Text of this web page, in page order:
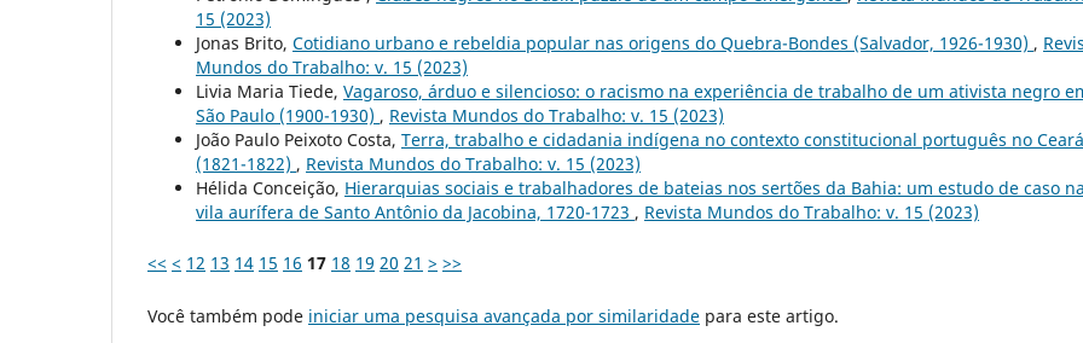
15 (2023)
Jonas Brito, Cotidiano urbano e rebeldia popular nas origens do Quebra-Bondes (Salvador, 1926-1930) ,
Mundos do Trabalho: v. 15 (2023)
Livia Maria Tiede, Vagaroso, árduo e silencioso: o racismo na experiência de trabalho de um ativista negro
São Paulo (1900-1930) , Revista Mundos do Trabalho: v. 15 (2023)
João Paulo Peixoto Costa, Terra, trabalho e cidadania indígena no contexto constitucional português no Ceará
(1821-1822) , Revista Mundos do Trabalho: v. 15 (2023)
Hélida Conceição, Hierarquias sociais e trabalhadores de bateias nos sertões da Bahia: um estudo de caso
vila aurífera de Santo Antônio da Jacobina, 1720-1723 , Revista Mundos do Trabalho: v. 15 (2023)
<< < 12 13 14 15 16 17 18 19 20 21 > >>
Você também pode iniciar uma pesquisa avançada por similaridade para este artigo.